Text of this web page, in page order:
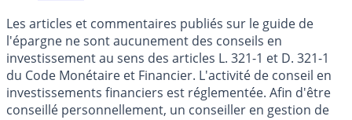
Cookies
Les articles et commentaires publiés sur le guide de
l'épargne ne sont aucunement des conseils en
investissement au sens des articles L. 321-1 et D. 321-1
du Code Monétaire et Financier. L'activité de conseil en